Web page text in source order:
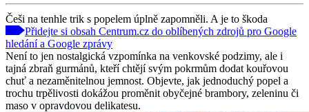
Češi na tenhle trik s popelem úplně zapomněli. A je to škoda
Přidejte si obsah Centrum.cz do oblíbených zdrojů pro Google
hledání a Google zprávy
Není to jen nostalgická vzpomínka na venkovské podzimy, ale i
tajná zbraň gurmánů, kteří chtějí svým pokrmům dodat kouřovou
chuť a nezaměnitelnou jemnost. Objevte, jak jednoduchý popel a
trochu trpělivosti dokážou proměnit obyčejné brambory, zeleninu či
maso v opravdovou delikatesu.